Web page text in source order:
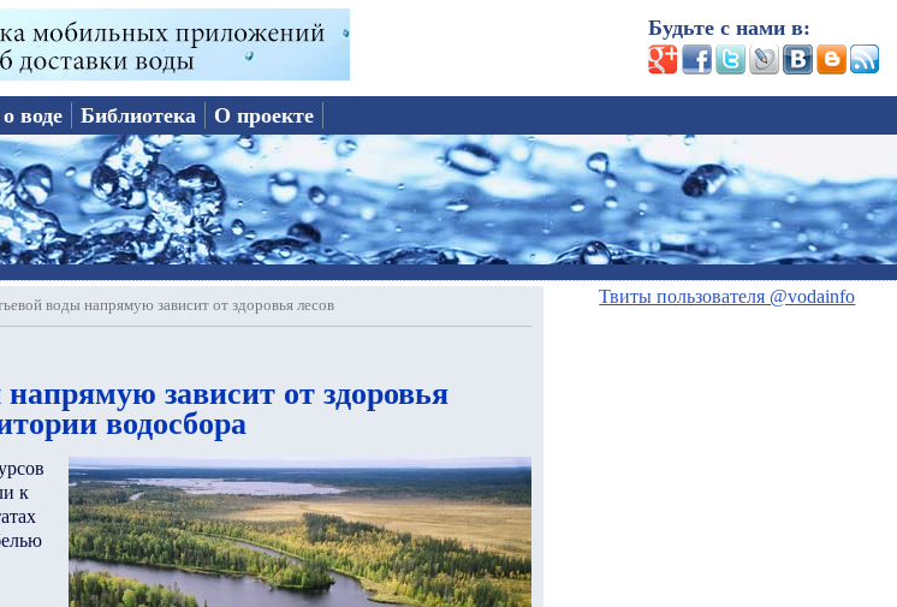
Будьте с нами в:
воде Библиотека О проекте
воды напрямую зависит от здоровья лесов
зависит от здоровья
водосбора
к
Твиты пользователя @vodainfo